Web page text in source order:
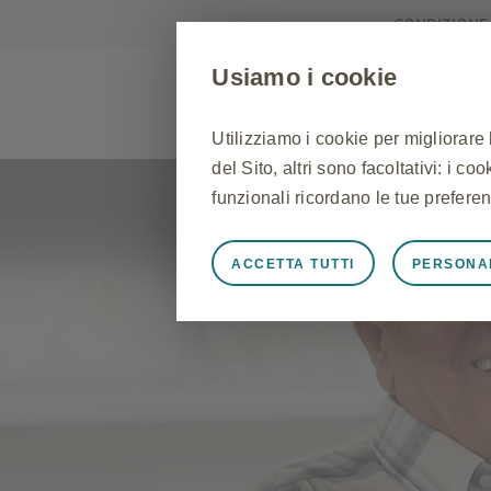
CONDIZIONE
ASMA
Usiamo i cookie
Utilizziamo i cookie per migliorare
del Sito, altri sono facoltativi: i
funzionali ricordano le tue
Sempre attivi Cookie
Cookie necessari affinché il Sito
Sito, per gestire le preferenze sui
risposta ad azioni effettuate
l'accesso o la compilazione di
Sito non funzioneranno. Questi
ACCETTA TUTTI